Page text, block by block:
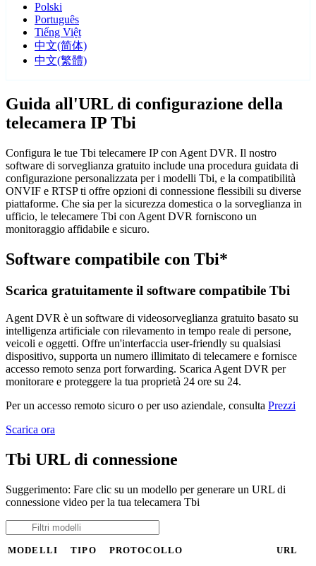
Polski
Português
Tiếng Việt
中文(简体)
中文(繁體)
Guida all'URL di configurazione della
telecamera IP Tbi
Configura le tue Tbi telecamere IP con Agent DVR. Il nostro
software di sorveglianza gratuito include una procedura guidata di
configurazione personalizzata per i modelli Tbi, e la compatibilità
ONVIF e RTSP ti offre opzioni di connessione flessibili su diverse
piattaforme. Che sia per la sicurezza domestica o la sorveglianza in
ufficio, le telecamere Tbi con Agent DVR forniscono un
monitoraggio affidabile e sicuro.
Software compatibile con Tbi*
Scarica gratuitamente il software compatibile Tbi
Agent DVR è un software di videosorveglianza gratuito basato su
intelligenza artificiale con rilevamento in tempo reale di persone,
veicoli e oggetti. Offre un'interfaccia user-friendly su qualsiasi
dispositivo, supporta un numero illimitato di telecamere e fornisce
accesso remoto senza port forwarding. Scarica Agent DVR per
monitorare e proteggere la tua proprietà 24 ore su 24.
Per un accesso remoto sicuro o per uso aziendale, consulta Prezzi
Scarica ora
Tbi URL di connessione
Suggerimento: Fare clic su un modello per generare un URL di
connessione video per la tua telecamera Tbi
MODELLI TIPO PROTOCOLLO URL